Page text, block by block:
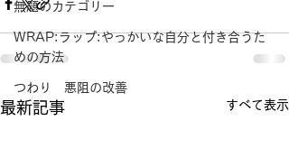
無題のカテゴリー
WRAP:ラップ:やっかいな自分と付き合うた
めの方法
つわり 悪阻の改善
最新記事 すべて表示